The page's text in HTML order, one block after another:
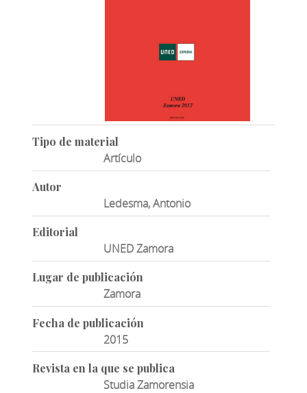
Tipo de material
Artículo
Autor
Ledesma, Antonio
Editorial
UNED Zamora
Lugar de publicación
Zamora
Fecha de publicación
2015
Revista en la que se publica
Studia Zamorensia